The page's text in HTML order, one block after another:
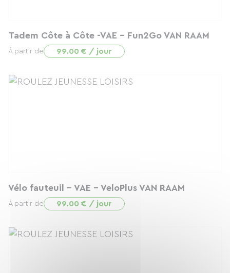
Tadem Côte à Côte -VAE - Fun2Go VAN RAAM
À partir de 99.00 € / jour
Vélo fauteuil - VAE - VeloPlus VAN RAAM
À partir de 99.00 € / jour